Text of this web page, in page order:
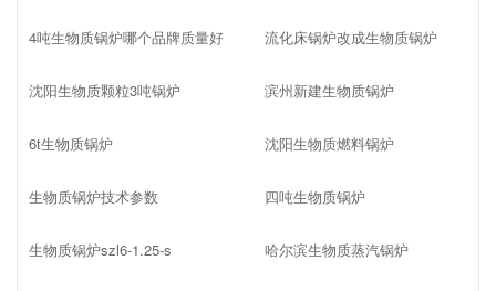
4吨生物质锅炉哪个品牌质量好
沈阳生物质颗粒3吨锅炉
6t生物质锅炉
生物质锅炉技术参数
流化床锅炉改成生物质锅炉
滨州新建生物质锅炉
沈阳生物质燃料锅炉
四吨生物质锅炉
生物质锅炉szl6-1.25-s 哈尔滨生物质蒸汽锅炉